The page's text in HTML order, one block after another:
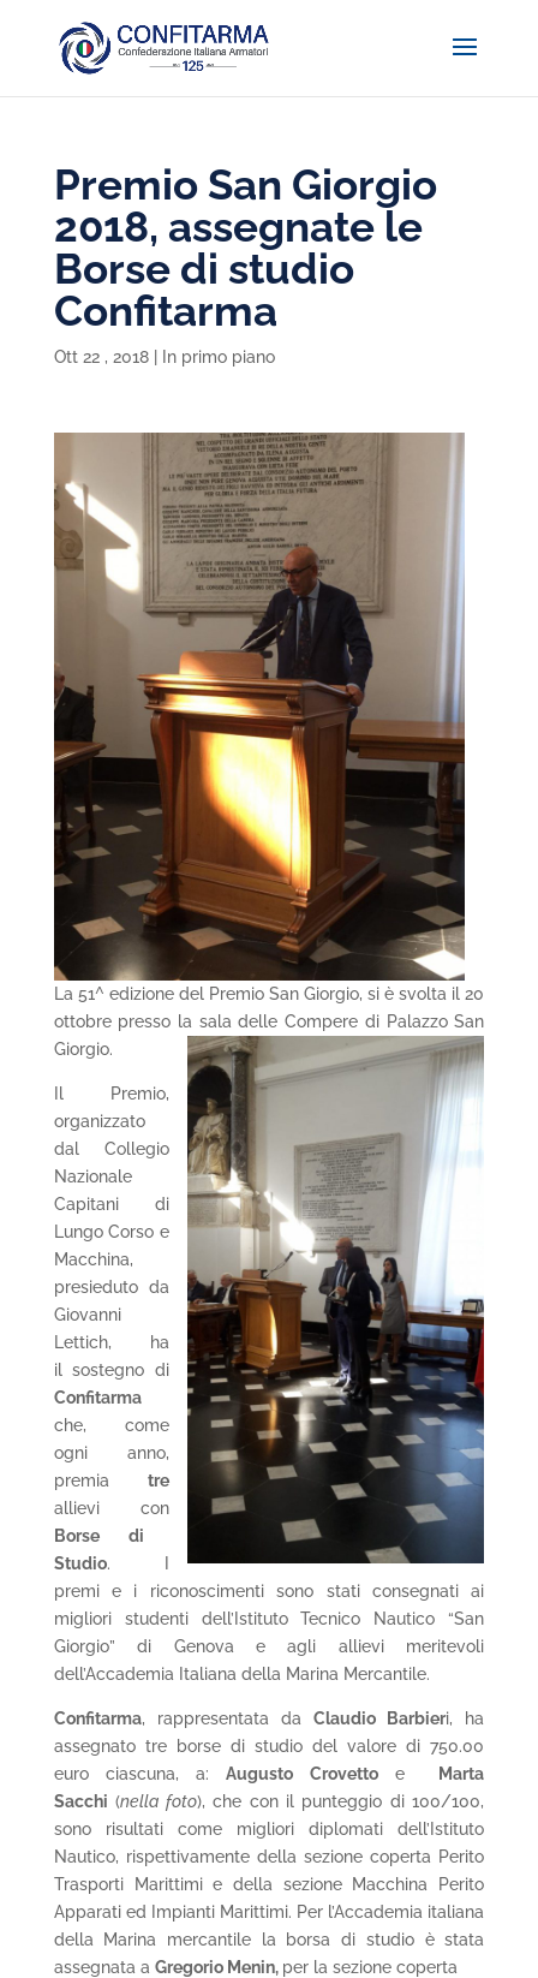
Premio San Giorgio
2018, assegnate le
Borse di studio
Confitarma
Ott 22 , 2018| In primo piano
La 51^ edizione del Premio San Giorgio, si è svolta il 20
ottobre presso la sala delle Compere di Palazzo San
Giorgio.
Il Premio,
organizzato
dal Collegio
Nazionale
Capitani di
Lungo Corso e
Macchina,
presieduto da
Giovanni
Lettich, ha
il sostegno di
Confitarma
che, come
ogni anno,
premia tre
allievi con
Borse di
Studio. I
premi e i riconoscimenti sono stati consegnati ai
migliori studenti dell’Istituto Tecnico Nautico “San
Giorgio” di Genova e agli allievi meritevoli
dell’Accademia Italiana della Marina Mercantile.
Confitarma, rappresentata daClaudio Barbieri, ha
assegnato tre borse di studio del valore di 750.00
euro ciascuna, a:Augusto Crovettoe
Marta
Sacchi (nella foto), che con il punteggio di 100/100,
sono risultati come migliori diplomati dell’Istituto
Nautico, rispettivamente della sezione coperta Perito
Trasporti Marittimi e della sezione Macchina Perito
Apparati ed Impianti Marittimi. Per l’Accademia italiana
della Marina mercantile la borsa di studio è stata
assegnata a Gregorio Menin, per la sezione coperta